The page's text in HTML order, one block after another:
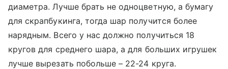
диаметра. Лучше брать не одноцветную, а бумагу
для скрапбукинга, тогда шар получится более
нарядным. Всего у нас должно получиться 18
кругов для среднего шара, а для больших игрушек
лучше вырезать побольше – 22-24 круга.